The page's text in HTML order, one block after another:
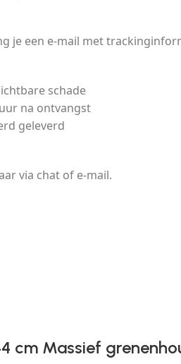
je een e-mail met
schade
na ontvangst
geleverd
via chat of e-mail.
cm Massief